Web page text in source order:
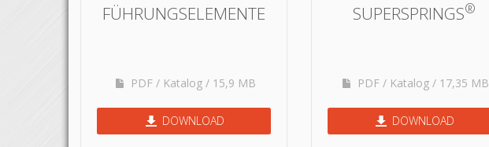
FÜHRUNGSELEMENTE
PDF / Katalog / 15,9 MB
DOWNLOAD
SUPERSPRINGS®
PDF / Katalog / 17,35 MB
DOWNLOAD